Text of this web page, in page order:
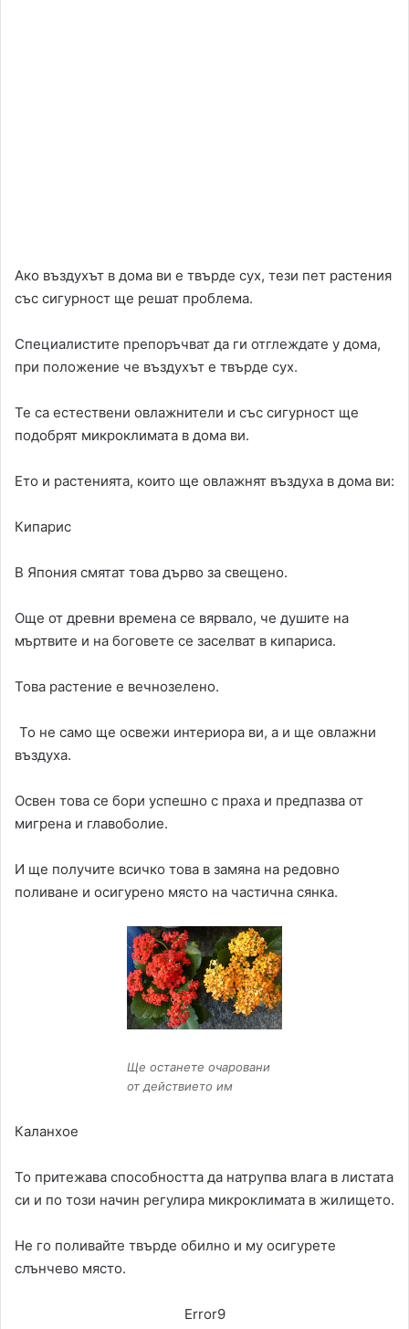
Ако въздухът в дома ви е твърде сух, тези пет растения
със сигурност ще решат проблема.
Специалистите препоръчват да ги отглеждате у дома,
при положение че въздухът е твърде сух.
Те са естествени овлажнители и със сигурност ще
подобрят микроклимата в дома ви.
Ето и растенията, които ще овлажнят въздуха в дома ви:
Кипарис
В Япония смятат това дърво за свещено.
Още от древни времена се вярвало, че душите на
мъртвите и на боговете се заселват в кипариса.
Това растение е вечнозелено.
То не само ще освежи интериора ви, а и ще овлажни
въздуха.
Освен това се бори успешно с праха и предпазва от
мигрена и главоболие.
И ще получите всичко това в замяна на редовно
поливане и осигурено място на частична сянка.
Ще останете очаровани
от действието им
Каланхое
То притежава способността да натрупва влага в листата
си и по този начин регулира микроклимата в жилището.
Не го поливайте твърде обилно и му осигурете
слънчево място.
Error9